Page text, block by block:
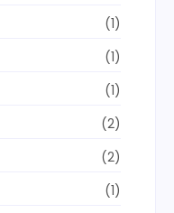
(1)
(1)
(1)
(2)
(2)
(1)